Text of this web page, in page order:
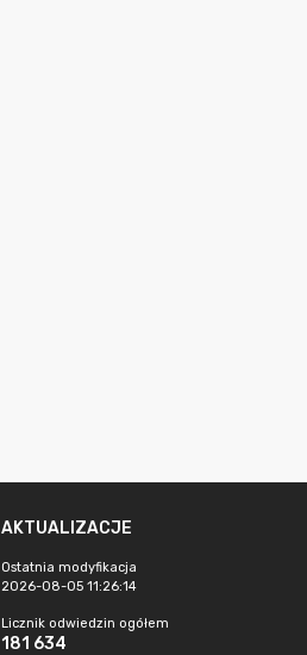
AKTUALIZACJE
Ostatnia modyfikacja
2026-08-05 11:26:14
Licznik odwiedzin ogółem
181 634